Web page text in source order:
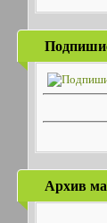
Архив